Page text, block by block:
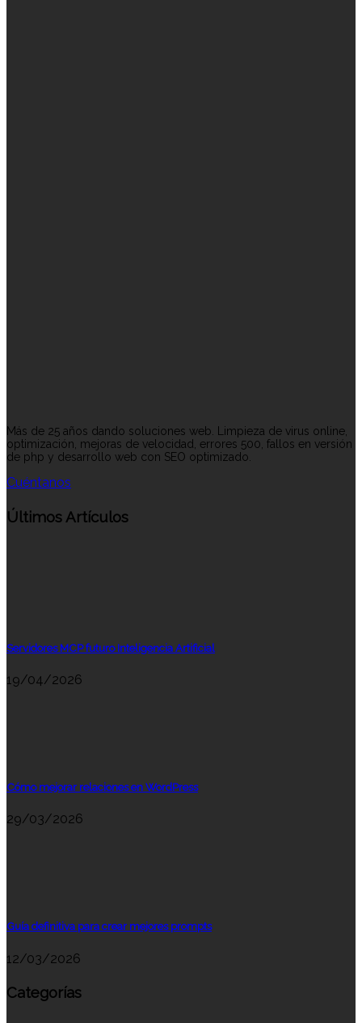
Más de 25 años dando soluciones web. Limpieza de virus online,
optimización, mejoras de velocidad, errores 500, fallos en versión
de php y desarrollo web con SEO optimizado.
Cuéntanos
Últimos Artículos
Servidores MCP futuro Inteligencia Artificial
19/04/2026
Cómo mejorar relaciones en WordPress
29/03/2026
Guía definitiva para crear mejores prompts
12/03/2026
Categorías